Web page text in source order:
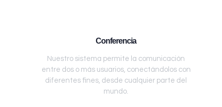
Conferencia
Nuestro sistema permite la comunicación
entre dos o más usuarios, conectándolos con
diferentes fines, desde cualquier parte del
mundo.